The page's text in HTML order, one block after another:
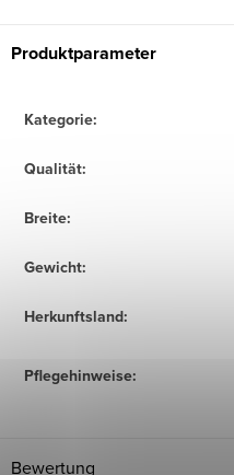
Produktparameter
Kategorie:
Qualität:
Breite:
Gewicht:
Herkunftsland:
Pflegehinweise:
Bewertung